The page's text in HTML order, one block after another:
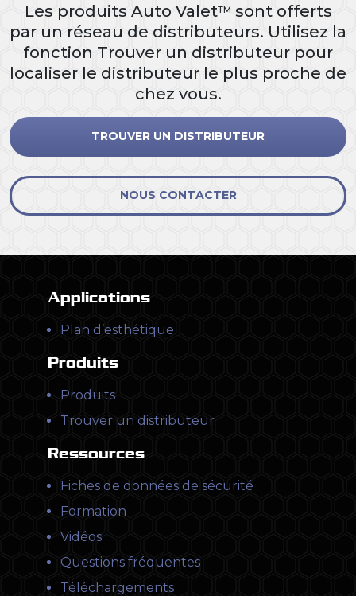
Les produits Auto ValetTM sont offerts
par un réseau de distributeurs. Utilisez la
fonction Trouver un distributeur pour
localiser le distributeur le plus proche de
chez vous.
TROUVER UN DISTRIBUTEUR
NOUS CONTACTER
Applications
Plan d’esthétique
Produits
Produits
Trouver un distributeur
Ressources
Fiches de données de sécurité
Formation
Vidéos
Questions fréquentes
Téléchargements